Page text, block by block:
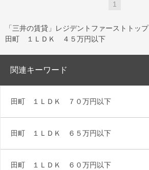
1
「三井の賃貸」レジデントファーストトップ
田町 １ＬＤＫ ４５万円以下
関連キーワード
田町 １ＬＤＫ ７０万円以下
田町 １ＬＤＫ ６５万円以下
田町 １ＬＤＫ ６０万円以下